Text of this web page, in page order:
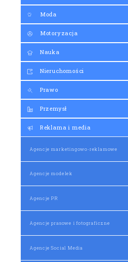
Moda
Motoryzacja
Nauka
Nieruchomości
Prawo
Przemysł
Reklama i media
Agencje marketingowo-reklamowe
Agencje modelek
Agencje PR
Agencje prasowe i fotograficzne
Agencje Social Media